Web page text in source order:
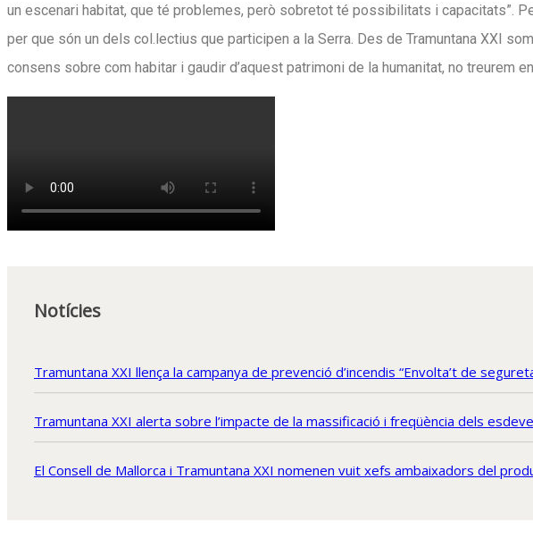
un escenari habitat, que té problemes, però sobretot té possibilitats i capacitats”.
per que són un dels col.lectius que participen a la Serra. Des de Tramuntana XXI
consens sobre com habitar i gaudir d’aquest patrimoni de la humanitat, no treurem
Notícies
Tramuntana XXI llença la campanya de prevenció d’incendis “Envolta’t de
Tramuntana XXI alerta sobre l’impacte de la massificació i freqüència dels
El Consell de Mallorca i Tramuntana XXI nomenen vuit xefs ambaixadors del